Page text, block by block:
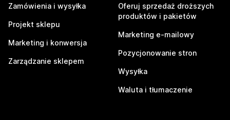
Zamówienia i wysyłka
Projekt sklepu
Marketing i konwersja
Zarządzanie sklepem
Oferuj sprzedaż droższych
produktów i pakietów
Marketing e-mailowy
Pozycjonowanie stron
Wysyłka
Waluta i tłumaczenie